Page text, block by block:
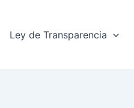
Ley de Transparencia